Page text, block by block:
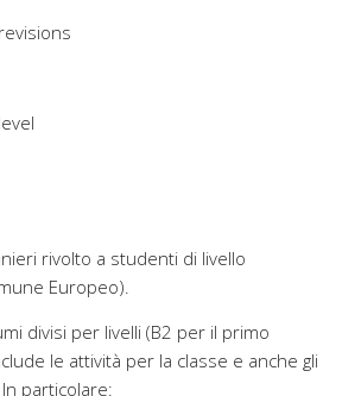
rivolto a studenti di livello
Europeo).
divisi per livelli (B2 per il primo
le attività per la classe e anche gli
particolare: